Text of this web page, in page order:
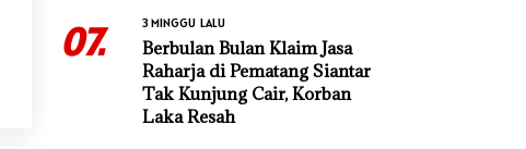
07. 3 MINGGU LALU
Berbulan Bulan Klaim Jasa
Raharja di Pematang Siantar
Tak Kunjung Cair, Korban
Laka Resah